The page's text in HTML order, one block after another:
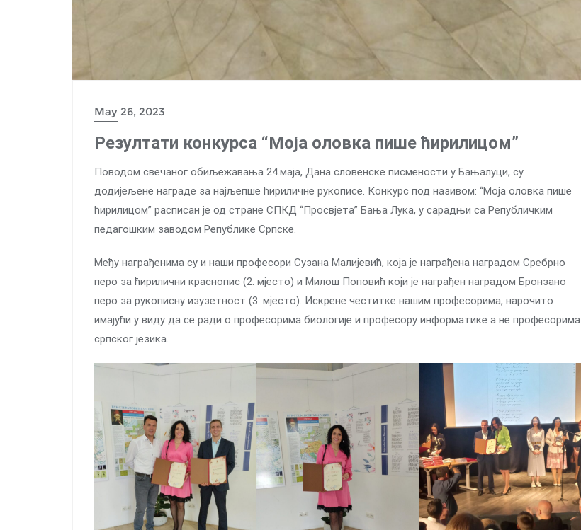
May 26, 2023
Резултати конкурса “Моја оловка пише ћирилицом”
Поводом свечаног обиљежавања 24.маја, Дана словенске писмености у Бањалуци, су
додијељене награде за најљепше ћириличне рукописе. Конкурс под називом: “Моја оловка пише
ћирилицом” расписан је од стране СПКД “Просвјета” Бања Лука, у сарадњи са Републичким
педагошким заводом Републике Српске.
Међу награђенима су и наши професори Сузана Малијевић, која је награђена наградом Сребрно
перo за ћирилични краснопис (2. мјесто) и Милош Поповић који је награђен наградом Бронзано
перо за рукописну изузетност (3. мјесто). Искрене честитке нашим професорима, нарочито
имајући у виду да се ради о професорима биологије и професору информатике а не професорима
српског језика.